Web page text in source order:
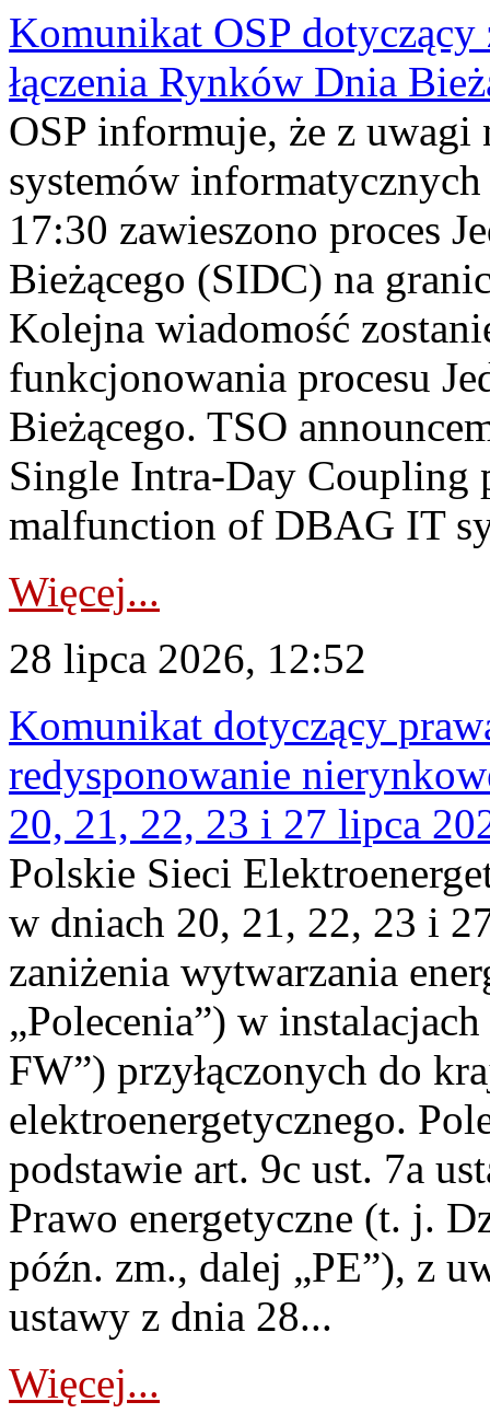
Komunikat OSP dotyczący
łączenia Rynków Dnia
OSP informuje, że z uwagi
systemów
17:30 zawieszono proces
Bieżącego (SIDC) na
Kolejna wiadomość
funkcjonowania procesu
Bieżącego. TSO
Single Intra-Day Coupling
malfunction of DBAG IT
Więcej...
28 lipca 2026, 12:52
Komunikat dotyczący
redysponowanie
20, 21, 22, 23 i 27 lipca
Polskie Sieci
w dniach 20, 21, 22, 23 i
zaniżenia wytwarzania
„Polecenia”) w
FW”) przyłączonych do
elektroenergetycznego.
podstawie art. 9c ust. 7a
Prawo energetyczne (t. j.
późn. zm., dalej „PE”), z
ustawy z dnia 28...
Więcej...